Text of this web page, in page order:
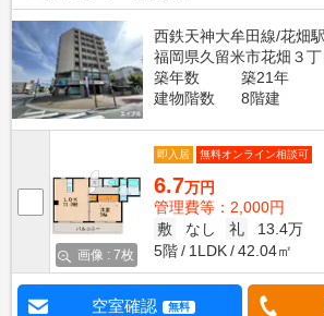
西鉄天神大牟田線/花畑
福岡県久留米市花畑３丁
築年数
築21年
建物階数
8階建
画像 : 7枚
即入居 無料オンライン相談可
6.7万円
管理費等：2,000円
敷
なし 礼
13.4万
5階
1LDK 42.04㎡
空室確認 無料